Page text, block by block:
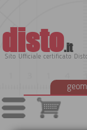
disto.it
Sito Ufficiale certificato